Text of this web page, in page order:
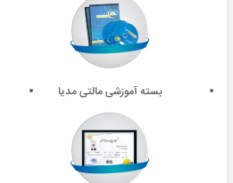
بسته آموزشی مالتی مدیا